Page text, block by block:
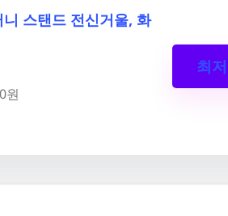
스탠드 전신거울, 화
원
최